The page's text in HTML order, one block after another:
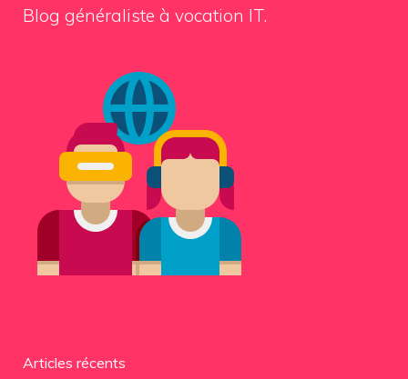
Blog généraliste à vocation IT.
Articles récents